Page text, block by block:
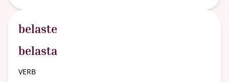
belaste
belasta
verb